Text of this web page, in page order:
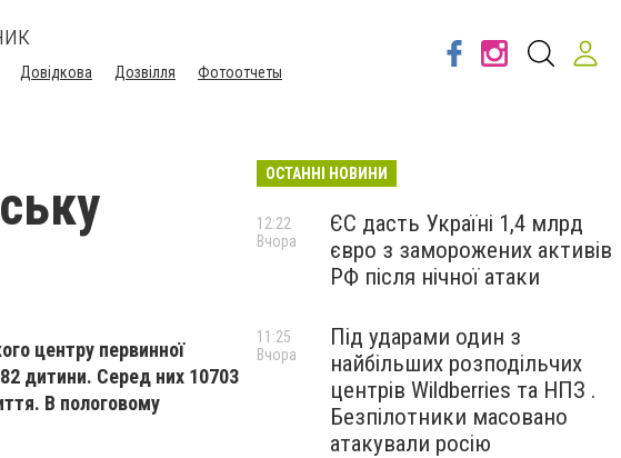
Довідкова Дозвілля Фотоотчеты
центру первинної
дитини. Серед них 10703
В пологовому
ОСТАННІ НОВИНИ
ЄС дасть Україні 1,4 млрд
євро з заморожених активів
РФ після нічної атаки
12:22
Вчора
Під ударами один з
найбільших розподільчих
центрів Wildberries та НПЗ .
Безпілотники масовано
атакували росію
11:25
Вчора